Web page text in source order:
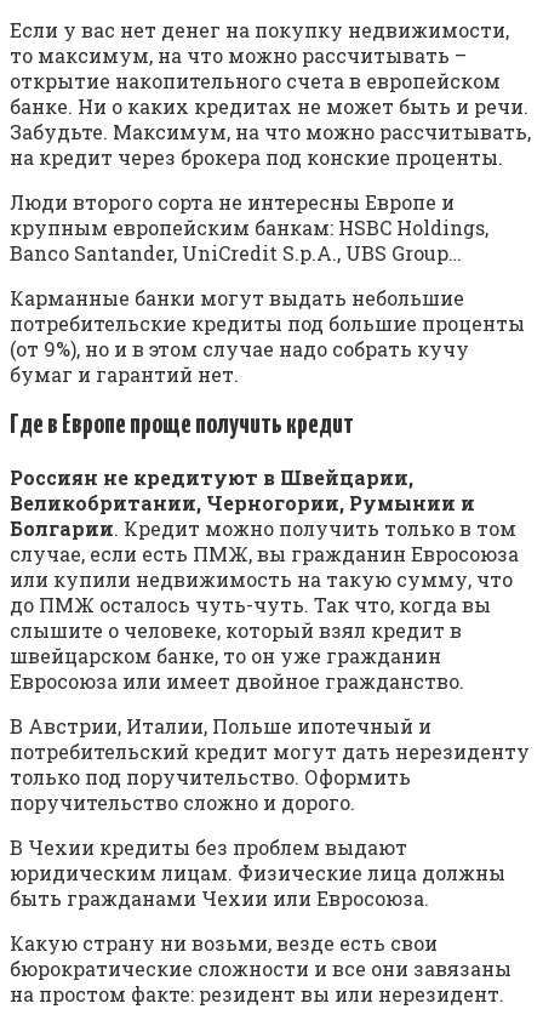
Если у вас нет денег на покупку недвижимости,
то максимум, на что можно рассчитывать –
открытие накопительного счета в европейском
банке. Ни о каких кредитах не может быть и речи.
Забудьте. Максимум, на что можно рассчитывать,
на кредит через брокера под конские проценты.
Люди второго сорта не интересны Европе и
крупным европейским банкам: HSBC Holdings,
Banco Santander, UniCredit S.p.A., UBS Group…
Карманные банки могут выдать небольшие
потребительские кредиты под большие проценты
(от 9%), но и в этом случае надо собрать кучу
бумаг и гарантий нет.
Где в Европе проще получить кредит
Россиян не кредитуют в Швейцарии,
Великобритании, Черногории, Румынии и
Болгарии. Кредит можно получить только в том
случае, если есть ПМЖ, вы гражданин Евросоюза
или купили недвижимость на такую сумму, что
до ПМЖ осталось чуть-чуть. Так что, когда вы
слышите о человеке, который взял кредит в
швейцарском банке, то он уже гражданин
Евросоюза или имеет двойное гражданство.
В Австрии, Италии, Польше ипотечный и
потребительский кредит могут дать нерезиденту
только под поручительство. Оформить
поручительство сложно и дорого.
В Чехии кредиты без проблем выдают
юридическим лицам. Физические лица должны
быть гражданами Чехии или Евросоюза.
Какую страну ни возьми, везде есть свои
бюрократические сложности и все они завязаны
на простом факте: резидент вы или нерезидент.